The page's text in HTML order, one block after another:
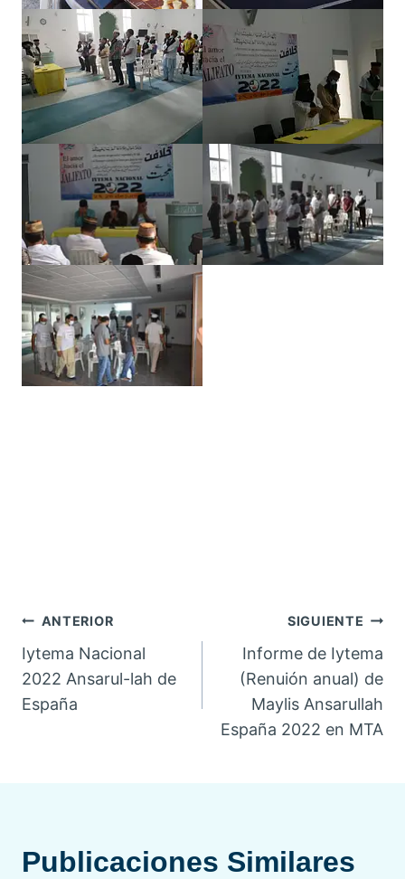
Navegación
de
entradas
ANTERIOR
Iytema Nacional
2022 Ansarul-lah de
España
SIGUIENTE
Informe de Iytema
(Renuión anual) de
Maylis Ansarullah
España 2022 en MTA
Publicaciones Similares